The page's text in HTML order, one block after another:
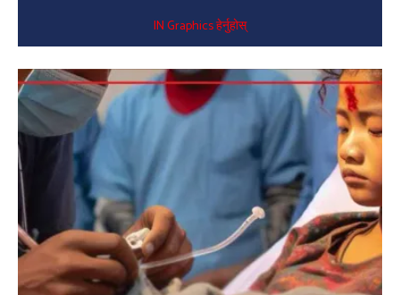
IN Graphics हेर्नुहोस्